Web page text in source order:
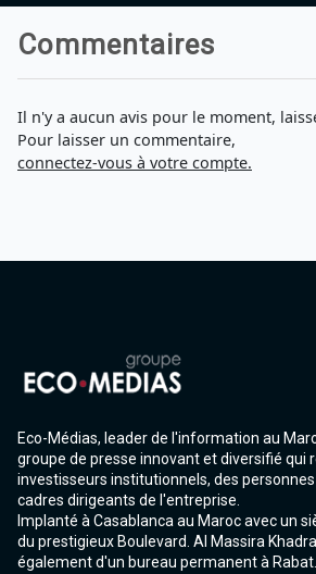
Commentaires
Il n'y a aucun avis pour le moment,
Pour laisser un commentaire,
connectez-vous à votre compte.
Eco-Médias, leader de l'information au
groupe de presse innovant et diversifié qui
investisseurs institutionnels, des
cadres dirigeants de l'entreprise.
Implanté à Casablanca au Maroc avec un
du prestigieux Boulevard. Al Massira
également d'un bureau permanent à Rabat.